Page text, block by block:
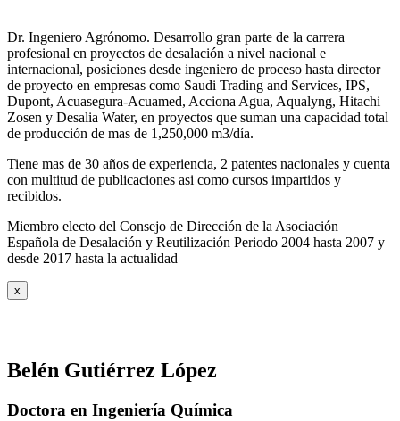
Dr. Ingeniero Agrónomo. Desarrollo gran parte de la carrera
profesional en proyectos de desalación a nivel nacional e
internacional, posiciones desde ingeniero de proceso hasta director
de proyecto en empresas como Saudi Trading and Services, IPS,
Dupont, Acuasegura-Acuamed, Acciona Agua, Aqualyng, Hitachi
Zosen y Desalia Water, en proyectos que suman una capacidad total
de producción de mas de 1,250,000 m3/día.
Tiene mas de 30 años de experiencia, 2 patentes nacionales y cuenta
con multitud de publicaciones asi como cursos impartidos y
recibidos.
Miembro electo del Consejo de Dirección de la Asociación
Española de Desalación y Reutilización Periodo 2004 hasta 2007 y
desde 2017 hasta la actualidad
x
Belén Gutiérrez López
Doctora en Ingeniería Química